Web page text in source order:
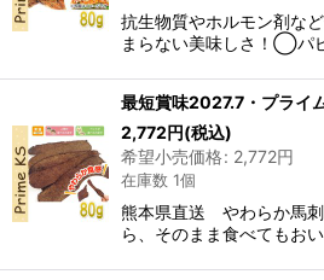
抗生物質やホルモン剤な
まらない美味しさ！◯パ
最短賞味2027.7・プライ
2,772円(税込)
希望小売価格: 2,772円
在庫数 1個
熊本県直送 やわらか馬刺
ら、そのまま食べてもお